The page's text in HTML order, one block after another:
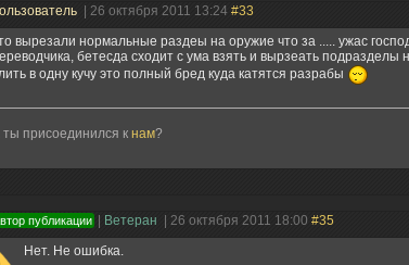
| 26 октября 2011 13:24 #33
вырезали нормальные раздеы на оружие что за ..... ужас
бетесда сходит с ума взять и вырзеать
в одну кучу это полный бред куда катятся разрабы
ты присоединился к нам?
публикации Ветеран | 26 октября 2011 18:00 #35
Нет. Не ошибка.